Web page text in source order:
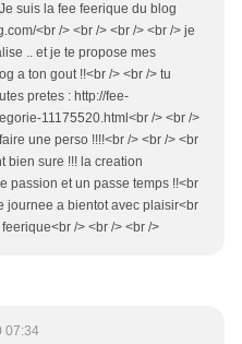
suis la fee feerique du blog
<br /> <br /> <br /> <br /> je
.. et je te propose mes
a ton gout !!<br /> <br /> tu
pretes : http://fee-
11175520.html<br /> <br />
une perso !!!!<br /> <br /> <br
bien sure !!! la creation
passion et un passe temps !!<br
journee a bientot avec plaisir<br
/> <br /> <br />
07:34